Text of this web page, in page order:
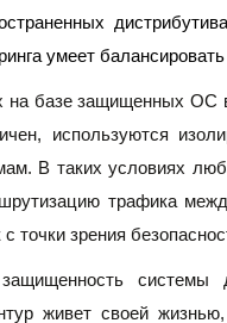
умеет
на базе защищенных ОС
используются
В таких условиях
трафика
точки зрения
системы
живет своей